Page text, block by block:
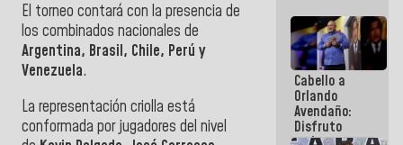
El torneo contará con la presencia de
los combinados nacionales de
Argentina, Brasil, Chile, Perú y
Venezuela.
La representación criolla está
conformada por jugadores del nivel
Cabello a
Orlando
Avendaño:
Disfruto